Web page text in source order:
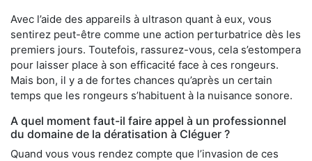
Avec l’aide des appareils à ultrason quant à eux, vous
sentirez peut-être comme une action perturbatrice dès les
premiers jours. Toutefois, rassurez-vous, cela s’estompera
pour laisser place à son efficacité face à ces rongeurs.
Mais bon, il y a de fortes chances qu’après un certain
temps que les rongeurs s’habituent à la nuisance sonore.
A quel moment faut-il faire appel à un professionnel
du domaine de la dératisation à Cléguer ?
Quand vous vous rendez compte que l’invasion de ces